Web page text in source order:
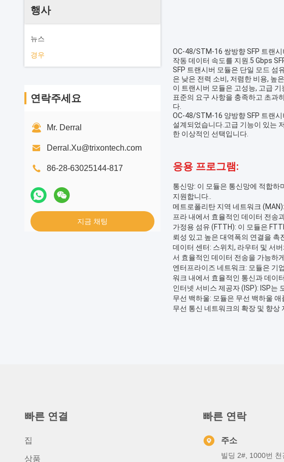
행사
뉴스
경우
연락주세요
Mr. Derral
Derral.Xu@trixontech.com
86-28-63025144-817
지금 채팅
OC-48/STM-16 쌍방향 SFP 트랜
작동 데이터 속도를 지원.5 Gbps
SFP 트랜시버 모듈은 단일 모드 섬
은 낮은 전력 소비, 저렴한 비용, 높
이 트랜시버 모듈은 고성능, 고급
표준의 요구 사항을 충족하고 초과
다.
OC-48/STM-16 양방향 SFP 트랜
설계되었습니다.고급 기능이 있는
한 이상적인 선택입니다.
응용 프로그램:
통신망: 이 모듈은 통신망에 적합
지원합니다..
메트로폴리탄 지역 네트워크
프라 내에서 효율적인 데이터 전송
가정용 섬유 (FTTH): 이 모듈은
뢰성 있고 높은 대역폭의 연결을 촉
데이터 센터: 스위치, 라우터 및 서
서 효율적인 데이터 전송을 가능하
엔터프라이즈 네트워크: 모듈은 기
워크 내에서 효율적인 통신과 데이
인터넷 서비스 제공자 (ISP): ISP는
무선 백하울: 모듈은 무선 백하울
무선 통신 네트워크의 확장 및 향상
빠른 연결
집
상품
빠른 연락
주소
빌딩 2#, 1000번